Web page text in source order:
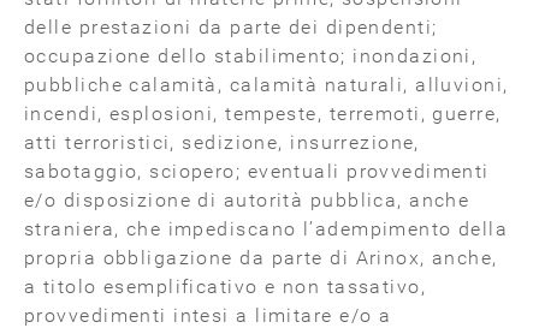
delle prestazioni da parte dei dipendenti;
occupazione dello stabilimento; inondazioni,
pubbliche calamità, calamità naturali, alluvioni,
incendi, esplosioni, tempeste, terremoti, guerre,
atti terroristici, sedizione, insurrezione,
sabotaggio, sciopero; eventuali provvedimenti
e/o disposizione di autorità pubblica, anche
straniera, che impediscano l’adempimento della
propria obbligazione da parte di Arinox, anche,
a titolo esemplificativo e non tassativo,
provvedimenti intesi a limitare e/o a